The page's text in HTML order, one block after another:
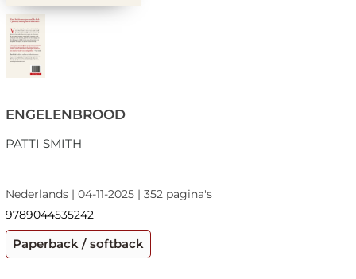
ENGELENBROOD
PATTI SMITH
Nederlands | 04-11-2025 | 352 pagina's
9789044535242
Paperback / softback